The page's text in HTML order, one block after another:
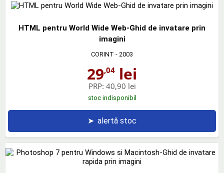
HTML pentru World Wide Web-Ghid de invatare prin
imagini
CORINT - 2003
29,04 lei
PRP: 40,90 lei
stoc indisponibil
➤ alertă stoc